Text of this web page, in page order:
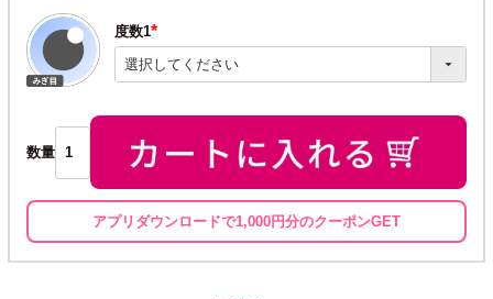
度数1
(必
須)
数量
アプリダウンロードで1,000円分のクーポンGET